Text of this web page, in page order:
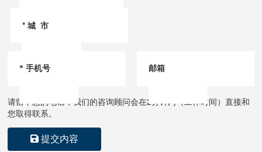
*城 市
* 手机号 邮箱
请留下您的电话，我们的咨询顾问会在2 分钟内（工作时间）直接和
您取得联系。
提交内容